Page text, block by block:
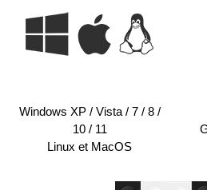
Windows XP / Vista / 7 / 8 /
10 / 11
Linux et MacOS